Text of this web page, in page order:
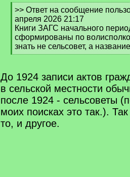
[
q
]
>> Ответ на сообщение
апреля 2026 21:17
Книги ЗАГС начального
сформированы по
знать не сельсовет, а
[
q
До 1924 записи актов
в сельской местности
после 1924 - сельсоветы
моих поисках это так.).
то, и другое.